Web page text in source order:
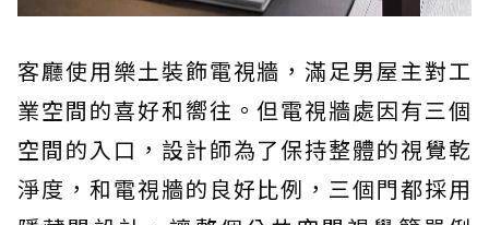
客廳使用樂土裝飾電視牆，滿足男屋主對工
業空間的喜好和嚮往。但電視牆處因有三個
空間的入口，設計師為了保持整體的視覺乾
淨度，和電視牆的良好比例，三個門都採用